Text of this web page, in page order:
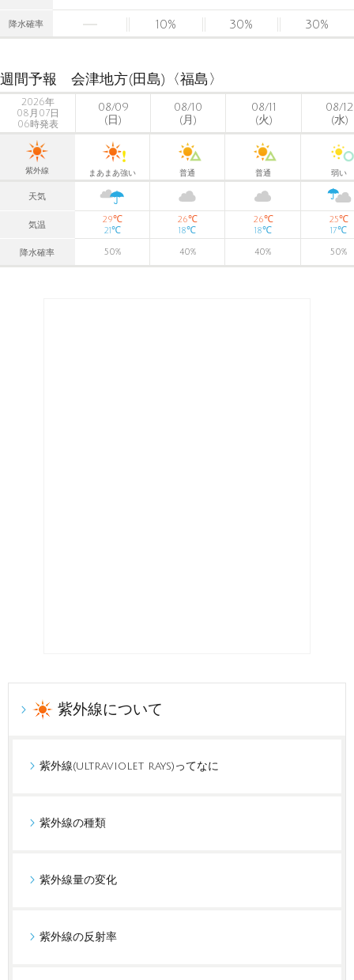
降水確率 10% 30% 30%
週間予報 会津地方(田島)〈福島〉
2026年
08月07日
06時発表
08/09
(日)
08/10
(月)
08/11
(火)
08/12
(水)
紫外線 まあまあ強い 普通 普通 弱い
天気
気温
29℃
21℃
26℃
18℃
26℃
18℃
25℃
17℃
降水確率 50% 40% 40% 50%
紫外線について
紫外線(ultraviolet rays)ってなに
紫外線の種類
紫外線量の変化
紫外線の反射率